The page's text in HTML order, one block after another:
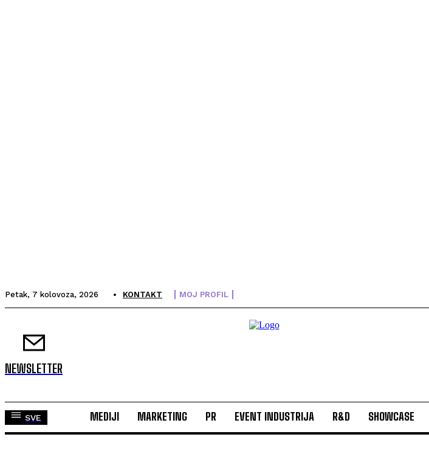
Petak, 7 kolovoza, 2026 KONTAKT MOJ PROFIL
NEWSLETTER
SVE MEDIJI MARKETING PR EVENT INDUSTRIJA R&D SHOWCASE